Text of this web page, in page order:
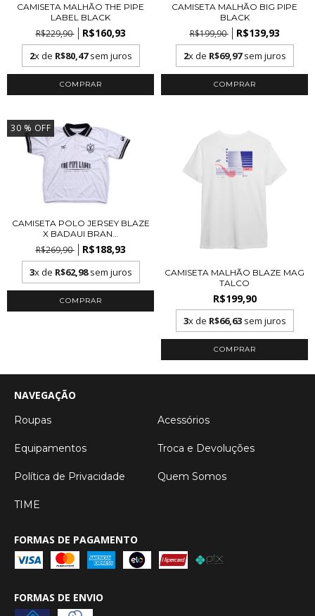
CAMISETA MALHÃO THE PIPE
LABEL BLACK
R$229,90 R$160,93
2x de R$80,47sem juros
COMPRAR
CAMISETA MALHÃO BIG PIPE
BLACK
R$199,90 R$139,93
2x de R$69,97sem juros
COMPRAR
30 % OFF
CAMISETA POLO JERSEY BLAZE
X BADAUI BRAN...
R$269,90 R$188,93
3x de R$62,98sem juros
COMPRAR
CAMISETA MALHÃO BLAZE MAG
TALCO
R$199,90
3x de R$66,63sem juros
COMPRAR
NAVEGAÇÃO
Roupas Acessórios
Equipamentos Troca e Devoluções
Política de Privacidade Quem Somos
TIME
FORMAS DE PAGAMENTO
FORMAS DE ENVIO